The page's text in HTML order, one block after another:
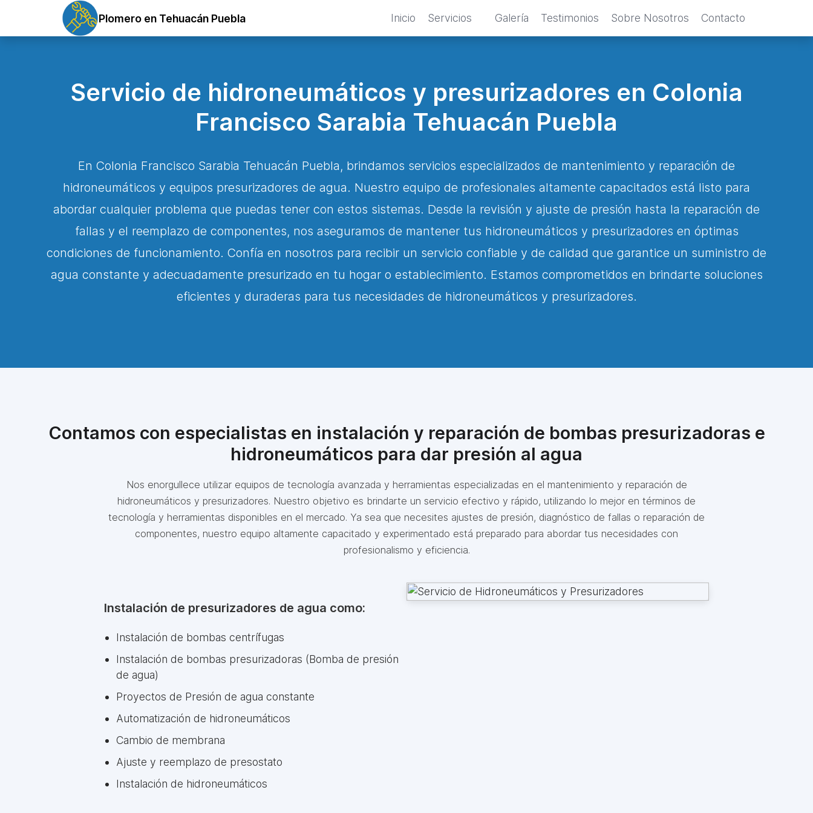
Plomero en Tehuacán Puebla Inicio Servicios Galería Testimonios Sobre Nosotros Contacto
Servicio de hidroneumáticos y presurizadores en Colonia
Francisco Sarabia Tehuacán Puebla
En Colonia Francisco Sarabia Tehuacán Puebla, brindamos servicios especializados de mantenimiento y reparación de
hidroneumáticos y equipos presurizadores de agua. Nuestro equipo de profesionales altamente capacitados está listo para
abordar cualquier problema que puedas tener con estos sistemas. Desde la revisión y ajuste de presión hasta la reparación de
fallas y el reemplazo de componentes, nos aseguramos de mantener tus hidroneumáticos y presurizadores en óptimas
condiciones de funcionamiento. Confía en nosotros para recibir un servicio confiable y de calidad que garantice un suministro de
agua constante y adecuadamente presurizado en tu hogar o establecimiento. Estamos comprometidos en brindarte soluciones
eficientes y duraderas para tus necesidades de hidroneumáticos y presurizadores.
Contamos con especialistas en instalación y reparación de bombas presurizadoras e
hidroneumáticos para dar presión al agua
Nos enorgullece utilizar equipos de tecnología avanzada y herramientas especializadas en el mantenimiento y reparación de
hidroneumáticos y presurizadores. Nuestro objetivo es brindarte un servicio efectivo y rápido, utilizando lo mejor en términos de
tecnología y herramientas disponibles en el mercado. Ya sea que necesites ajustes de presión, diagnóstico de fallas o reparación de
componentes, nuestro equipo altamente capacitado y experimentado está preparado para abordar tus necesidades con
profesionalismo y eficiencia.
Instalación de presurizadores de agua como:
Instalación de bombas centrífugas
Instalación de bombas presurizadoras (Bomba de presión
de agua)
Proyectos de Presión de agua constante
Automatización de hidroneumáticos
Cambio de membrana
Ajuste y reemplazo de presostato
Instalación de hidroneumáticos